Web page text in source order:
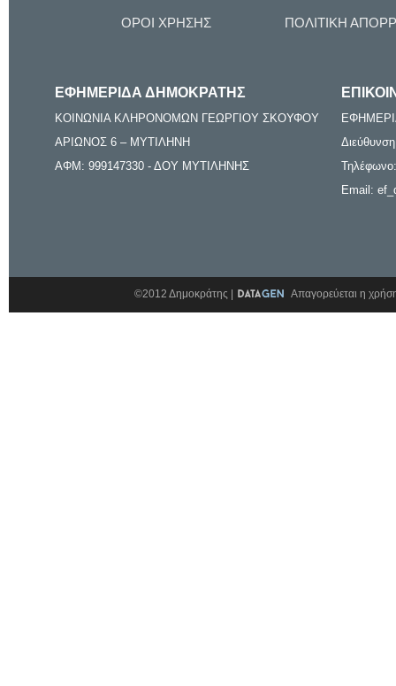
ΟΡΟΙ ΧΡΗΣΗΣ ΠΟΛΙΤΙΚΗ
ΕΦΗΜΕΡΙΔΑ ΔΗΜΟΚΡΑΤΗΣ
ΚΟΙΝΩΝΙΑ ΚΛΗΡΟΝΟΜΩΝ ΓΕΩΡΓΙΟΥ ΣΚΟΥΦΟΥ
ΑΡΙΩΝΟΣ 6 – ΜΥΤΙΛΗΝΗ
ΑΦΜ: 999147330 - ΔΟΥ ΜΥΤΙΛΗΝΗΣ
Email:
©2012 Δημοκράτης | Απαγορεύεται η